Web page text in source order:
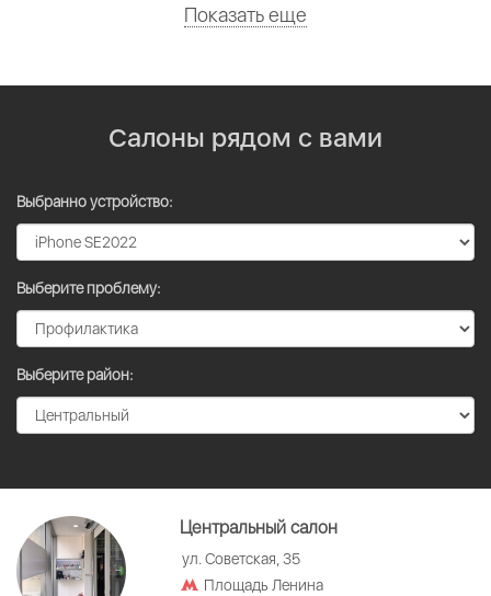
Показать еще
Салоны рядом с вами
Выбранно устройство:
Выберите проблему:
Выберите район:
Центральный салон
ул. Советская, 35
Площадь Ленина